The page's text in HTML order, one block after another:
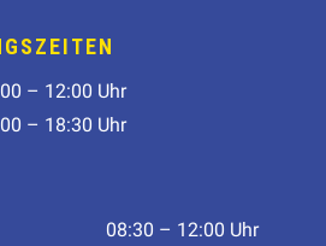
– 12:00 Uhr
– 18:30 Uhr
08:30 – 12:00 Uhr